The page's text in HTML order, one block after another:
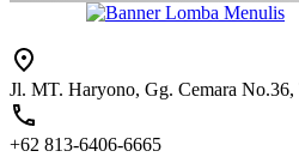
Jl. MT. Haryono, Gg. Cemara
+62 813-6406-6665